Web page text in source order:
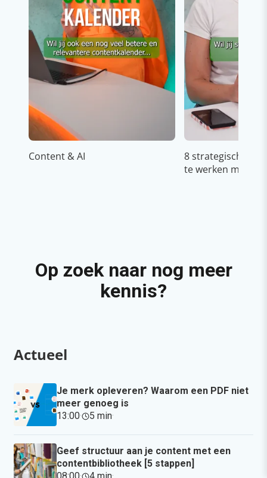
Content & AI
8 strategische
te werken met
Op zoek naar nog meer
kennis?
Actueel
Je merk opleveren? Waarom een PDF niet
meer genoeg is
13:00· 5 min·
Geef structuur aan je content met een
contentbibliotheek [5 stappen]